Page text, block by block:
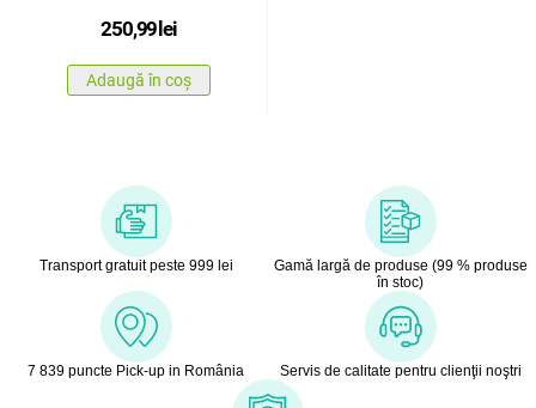
250,99lei
Adaugă în coș
Transport gratuit peste 999 lei
Gamă largă de produse (99 % produse
în stoc)
7 839 puncte Pick-up in România Servis de calitate pentru clienţii noştri